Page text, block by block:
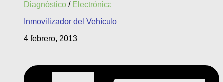
Diagnóstico / Electrónica
Inmovilizador del Vehículo
4 febrero, 2013